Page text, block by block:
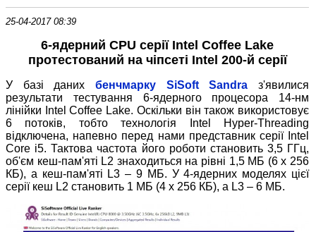
25-04-2017 08:39
6-ядерний CPU серії Intel Coffee Lake
протестований на чіпсеті Intel 200-й серії
У базі данихбенчмарку SiSoft Sandra з'явилися
результати тестування 6-ядерного процесора 14-нм
лінійки Intel Coffee Lake. Оскільки він також використовує
6 потоків, тобто технологія Intel Hyper-Threading
відключена, напевно перед нами представник серії Intel
Core i5. Тактова частота його роботи становить 3,5 ГГц,
об'єм кеш-пам'яті L2 знаходиться на рівні 1,5 МБ (6 х 256
КБ), а кеш-пам'яті L3 – 9 МБ. У 4-ядерних моделях цієї
серії кеш L2 становить 1 МБ (4 х 256 КБ), а L3 – 6 МБ.